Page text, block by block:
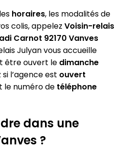
horaires, les modalités de
colis, appelez Voisin-relais
Carnot 92170 Vanves
Julyan vous accueille
être ouvert le dimanche
l’agence est ouvert
le numéro de téléphone
dans une
?